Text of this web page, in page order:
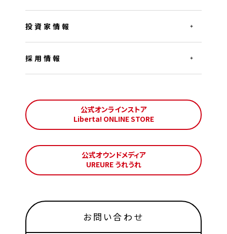
投資家情報
採用情報
公式オンラインストア
Liberta! ONLINE STORE
公式オウンドメディア
UREURE うれうれ
お問い合わせ